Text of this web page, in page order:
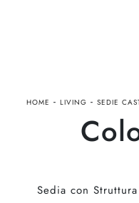
HOME - LIVING - SEDIE
Sedia con